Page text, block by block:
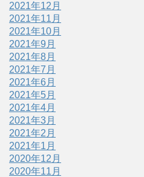
2021年12月
2021年11月
2021年10月
2021年9月
2021年8月
2021年7月
2021年6月
2021年5月
2021年4月
2021年3月
2021年2月
2021年1月
2020年12月
2020年11月